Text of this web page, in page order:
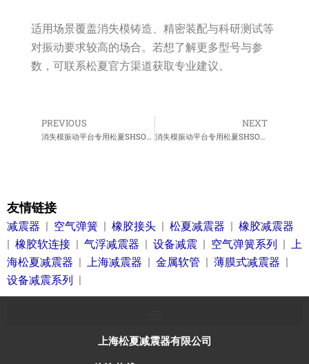
适用场景覆盖消失模铸造、精密装配与科研测试等
对振动要求较高的场合。若想了解更多型号与参
数，可联系松夏官方渠道获取专业建议。
Prev
PREVIOUS
消失模振动平台专用松夏SHSOUNXIA橡胶气囊减震弹簧
NEXT
消失模振动平台专用松夏SHSOUNXIA空气减振器
友情链接
减震器 空气弹簧 橡胶接头 松夏减震器
橡胶减震器
橡胶软连接 气浮减震器 设备减震 空气弹簧系列
上
海松夏减震器
上海减震器 金属软管 薄膜式减震器
设备减震系列
上海松夏减震器有限公司